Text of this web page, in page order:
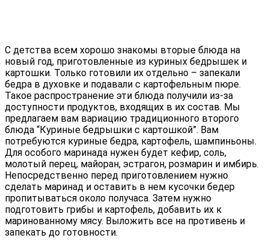
С детства всем хорошо знакомы вторые блюда на
новый год, приготовленные из куриных бедрышек и
картошки. Только готовили их отдельно – запекали
бедра в духовке и подавали с картофельным пюре.
Такое распространение эти блюда получили из-за
доступности продуктов, входящих в их состав. Мы
предлагаем вам вариацию традиционного второго
блюда “Куриные бедрышки с картошкой”. Вам
потребуются куриные бедра, картофель, шампиньоны.
Для особого маринада нужен будет кефир, соль,
молотый перец, майоран, эстрагон, розмарин и имбирь.
Непосредственно перед приготовлением нужно
сделать маринад и оставить в нем кусочки бедер
пропитываться около получаса. Затем нужно
подготовить грибы и картофель, добавить их к
маринованному мясу. Выложить все на противень и
запекать до готовности.